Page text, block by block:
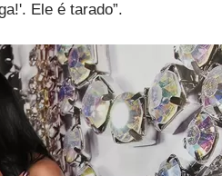
Ele é tarado”.